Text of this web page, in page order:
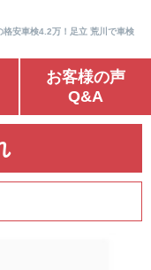
格安車検4.2万！足立 荒川で車検
お客様の声
Q&A